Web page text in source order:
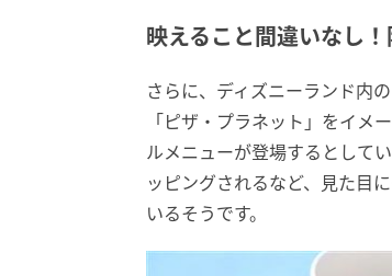
映えること間違いなし
さらに、ディズニーランド内
「ピザ・プラネット」をイメ
ルメニューが登場するとして
ッピングされるなど、見た目
いるそうです。